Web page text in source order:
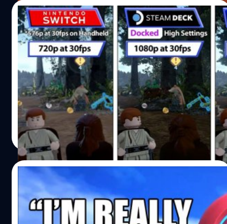
Lego Star Wars: The Skywalker Saga เป็นเกมที่รวมเนื้อหา
จากภาพยนตร์ Star Wars ทั้งหมด 9 ภาคด้วย และสื่อวงการ
เกมยกให้เป็นเกมที่ดีเกมหนึ่งเลยทีเดียว อันดับ 10…
07/04/2022
ชมคลิปเทียบกราฟิก LEGO Star Wars: The
Skywalker Saga บน PS5 , PS4 , Switch
มีคนเอาภาพของเกม LEGO Star Wars: The Skywalker Saga
มาเปรียบเทียบให้ชมแล้ว โดยเป็นการนำเวอร์ชันบน PS4 , PS5
และ Nintendo Switch มาเทียบกับชัด ๆ
วงศกร ปฐมชัยวัฒน์| 1582 days ago
Read More
06/04/2022
พบการอ้างอิงถึงเกม Xenoblade ใน LEGO
Star Wars: The Skywalker Saga